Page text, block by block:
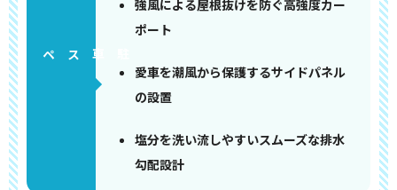
強風による屋根抜けを防ぐ高強度カー
ポート
愛車を潮風から保護するサイドパネル
の設置
塩分を洗い流しやすいスムーズな排水
勾配設計